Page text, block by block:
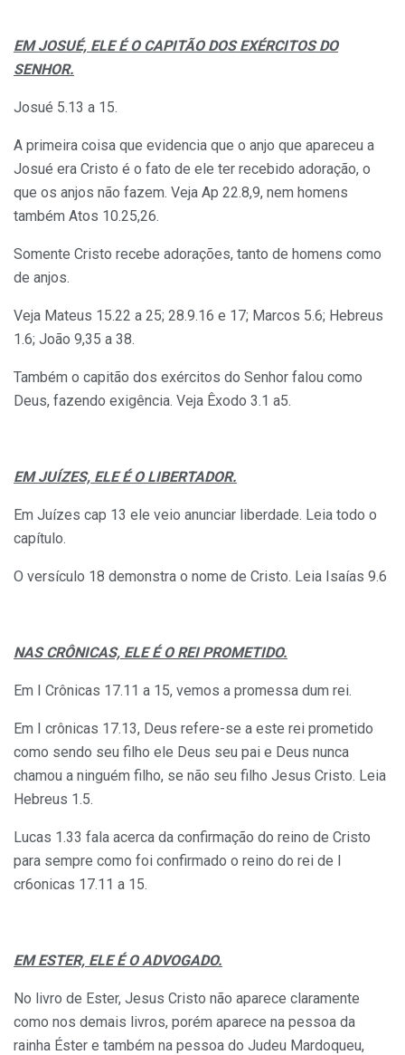
EM JOSUÉ, ELE É O CAPITÃO DOS EXÉRCITOS DO
SENHOR.
Josué 5.13 a 15.
A primeira coisa que evidencia que o anjo que apareceu a
Josué era Cristo é o fato de ele ter recebido adoração, o
que os anjos não fazem. Veja Ap 22.8,9, nem homens
também Atos 10.25,26.
Somente Cristo recebe adorações, tanto de homens como
de anjos.
Veja Mateus 15.22 a 25; 28.9.16 e 17; Marcos 5.6; Hebreus
1.6; João 9,35 a 38.
Também o capitão dos exércitos do Senhor falou como
Deus, fazendo exigência. Veja Êxodo 3.1 a5.
EM JUÍZES, ELE É O LIBERTADOR.
Em Juízes cap 13 ele veio anunciar liberdade. Leia todo o
capítulo.
O versículo 18 demonstra o nome de Cristo. Leia Isaías 9.6
NAS CRÔNICAS, ELE É O REI PROMETIDO.
Em I Crônicas 17.11 a 15, vemos a promessa dum rei.
Em I crônicas 17.13, Deus refere-se a este rei prometido
como sendo seu filho ele Deus seu pai e Deus nunca
chamou a ninguém filho, se não seu filho Jesus Cristo. Leia
Hebreus 1.5.
Lucas 1.33 fala acerca da confirmação do reino de Cristo
para sempre como foi confirmado o reino do rei de I
cr6onicas 17.11 a 15.
EM ESTER, ELE É O ADVOGADO.
No livro de Ester, Jesus Cristo não aparece claramente
como nos demais livros, porém aparece na pessoa da
rainha Éster e também na pessoa do Judeu Mardoqueu,